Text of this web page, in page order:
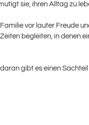
sie, ihren Alltag zu
vor lauter Freude
begleiten, in denen
gibt es einen